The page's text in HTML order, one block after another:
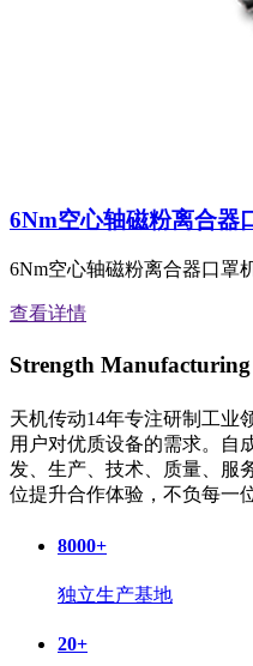
6Nm空心轴磁粉离合器
6Nm空心轴磁粉离合器口罩
查看详情
Strength Manufacturing
天机传动14年专注研制工业
用户对优质设备的需求。自
发、生产、技术、质量、服
位提升合作体验，不负每一
8000+
独立生产基地
20+